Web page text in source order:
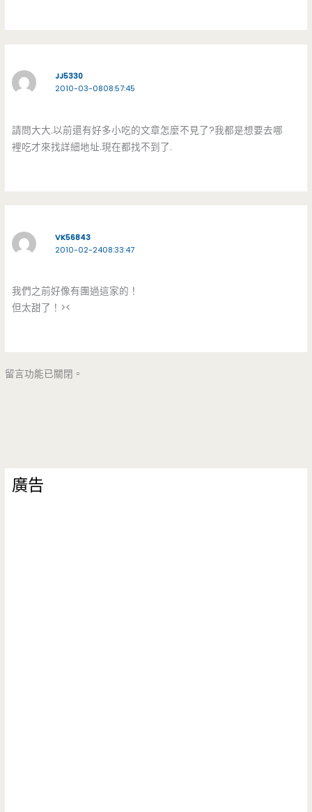
JJ5330
2010-03-0808:57:45
請問大大.以前還有好多小吃的文章怎麼不見了?我都是想要去哪
裡吃才來找詳細地址.現在都找不到了.
VK56843
2010-02-2408:33:47
我們之前好像有團過這家的！
但太甜了！><
留言功能已關閉。
廣告